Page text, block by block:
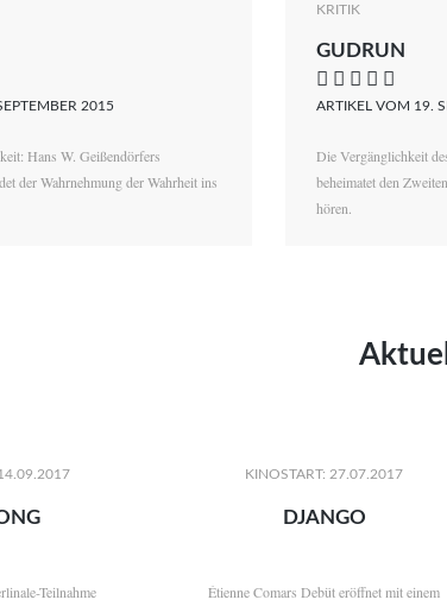
Magdalena Zalewski
2015
Hans W. Geißendörfers
der Wahrnehmung der Wahrheit ins
KRITIK
GUDRUN
    
ARTIKEL VOM 19.
Die Vergänglichkeit
beheimatet den
hören.
Teilnahme
KINOSTART: 27.07.2017
DJANGO
Étienne Comars Debüt eröffnet mit einem